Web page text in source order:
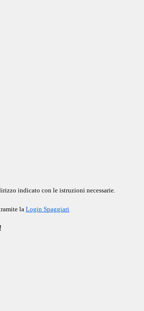
indicato con le istruzioni necessarie.
la Login Spaggiari